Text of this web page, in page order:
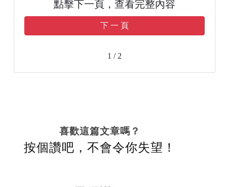
點擊下一頁，查看完整內容
下 一 頁
1 / 2
喜歡這篇文章嗎？
按個讚吧，不會令你失望！